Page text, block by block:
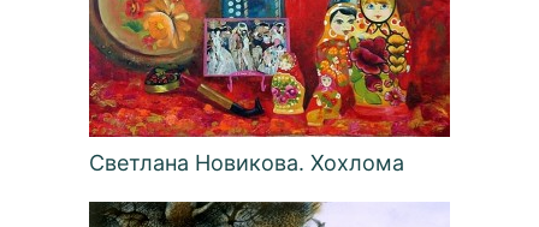
Cветлана Новикова. Хохлома